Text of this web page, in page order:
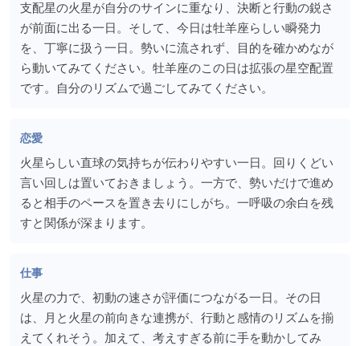
支配星の火星が自分のサインに重なり、決断と行動の鋭さ
が前面に出る一日。そして、今日は牡羊座らしい瞬発力
を、丁寧に扱う一日。勢いに流されず、目的を確かめなが
ら動いてみてください。牡羊座のこの日は拡張の星空配置
です。自分のリズムで過ごしてみてください。
恋愛
火星らしい直球の気持ちが伝わりやすい一日。回りくどい
言い回しは置いておきましょう。一方で、勢いだけで進め
ると相手のペースを置き去りにしがち。一呼吸の余白を残
すと関係が深まります。
仕事
火星の力で、初動の速さが評価につながる一日。その日
は、月と火星の前向きな連携が、行動と感情のリズムを揃
えてくれそう。加えて、考えすぎる前に手を動かしてみ